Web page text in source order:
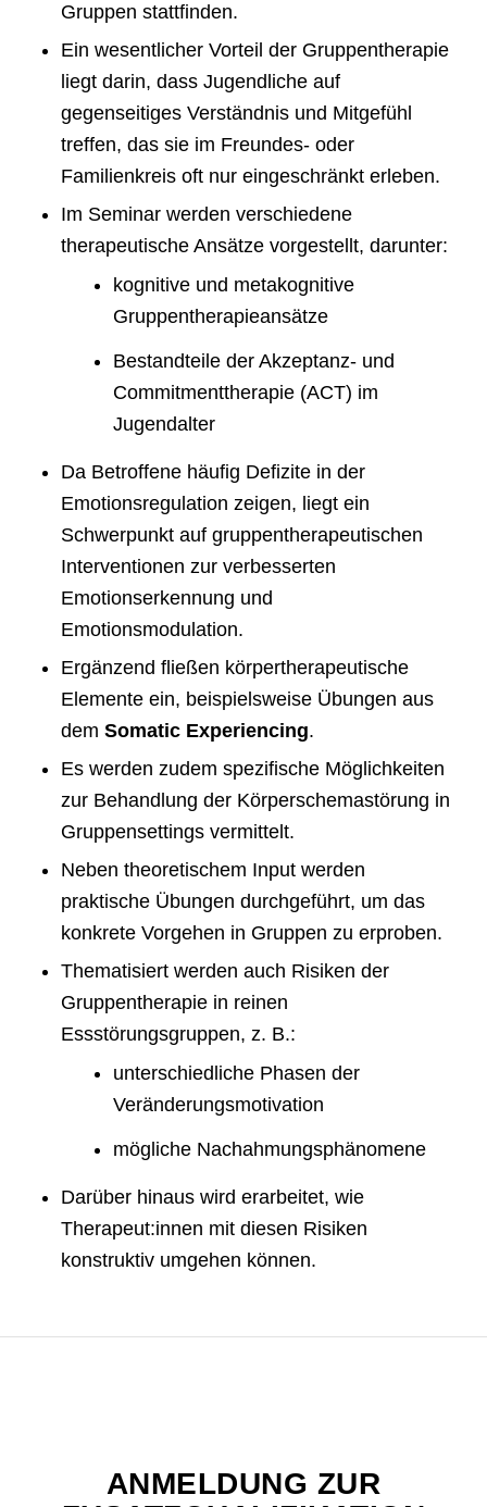
Gruppen stattfinden.
Ein wesentlicher Vorteil der Gruppentherapie
liegt darin, dass Jugendliche auf
gegenseitiges Verständnis und Mitgefühl
treffen, das sie im Freundes- oder
Familienkreis oft nur eingeschränkt erleben.
Im Seminar werden verschiedene
therapeutische Ansätze vorgestellt, darunter:
kognitive und metakognitive
Gruppentherapieansätze
Bestandteile der Akzeptanz- und
Commitmenttherapie (ACT) im
Jugendalter
Da Betroffene häufig Defizite in der
Emotionsregulation zeigen, liegt ein
Schwerpunkt auf gruppentherapeutischen
Interventionen zur verbesserten
Emotionserkennung und
Emotionsmodulation.
Ergänzend fließen körpertherapeutische
Elemente ein, beispielsweise Übungen aus
demSomatic Experiencing.
Es werden zudem spezifische Möglichkeiten
zur Behandlung der Körperschemastörung in
Gruppensettings vermittelt.
Neben theoretischem Input werden
praktische Übungen durchgeführt, um das
konkrete Vorgehen in Gruppen zu erproben.
Thematisiert werden auch Risiken der
Gruppentherapie in reinen
Essstörungsgruppen, z. B.:
unterschiedliche Phasen der
Veränderungsmotivation
mögliche Nachahmungsphänomene
Darüber hinaus wird erarbeitet, wie
Therapeut:innen mit diesen Risiken
konstruktiv umgehen können.
ANMELDUNG ZUR